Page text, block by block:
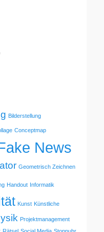
Bilderstellung
Conceptmap
News
Geometrisch Zeichnen
Handout Informatik
Kunst Künstliche
Projektmanagement